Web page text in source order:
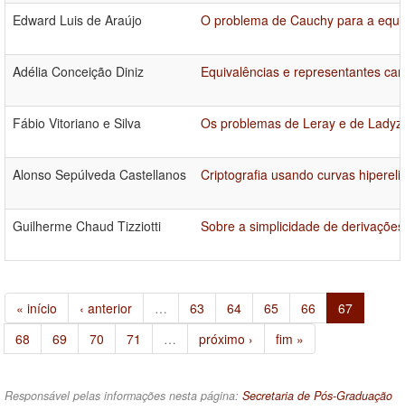
Edward Luis de Araújo O problema de Cauchy para a
Adélia Conceição Diniz Equivalências e representantes
Fábio Vitoriano e Silva Os problemas de Leray e de
Alonso Sepúlveda Castellanos Criptografia usando curvas
Guilherme Chaud Tizziotti Sobre a simplicidade de
« início ‹ anterior … 63 64 65 66
67
68
69 70 71 … próximo › fim »
Responsável pelas informações nesta página: Secretaria de Pós-Graduação